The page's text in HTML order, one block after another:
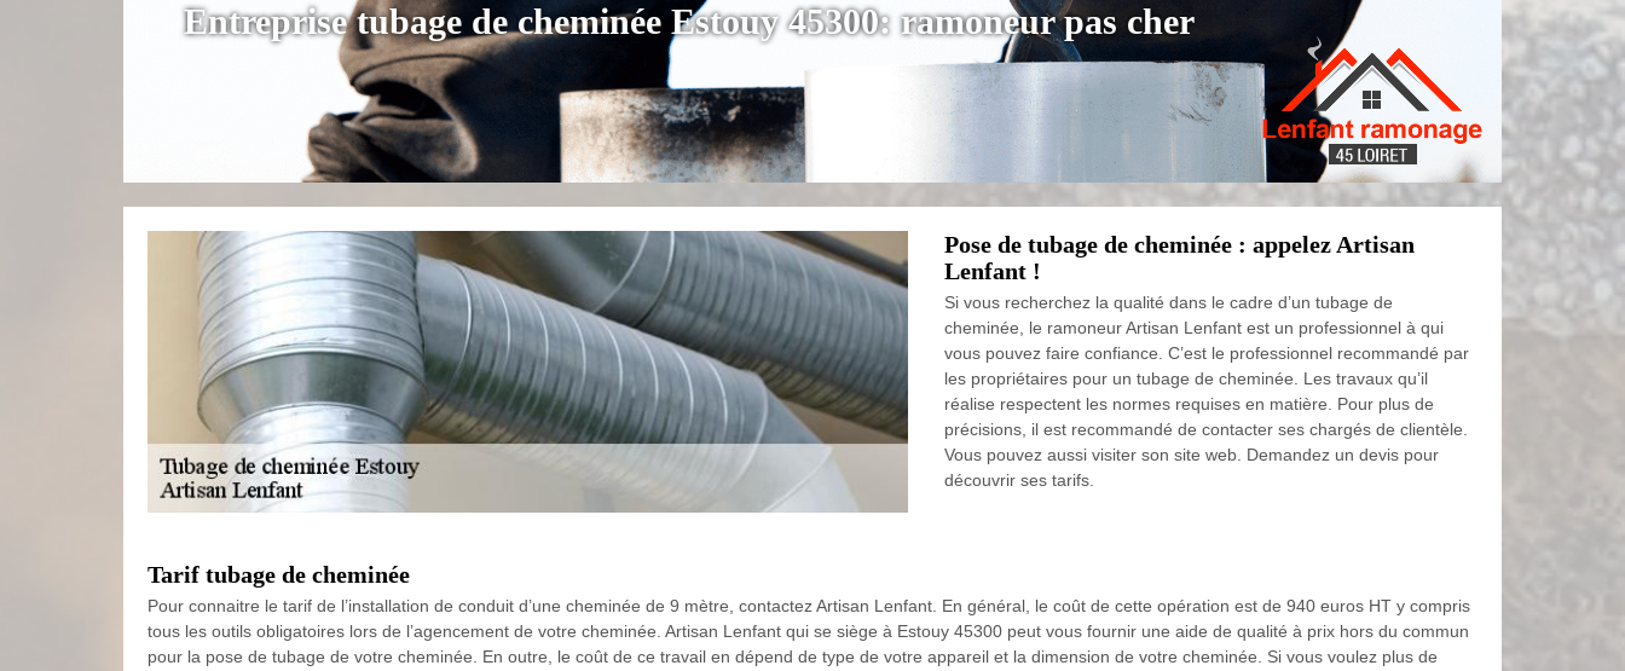
Entreprise tubage de cheminée Estouy 45300: ramoneur pas cher
Pose de tubage de cheminée : appelez Artisan
Lenfant !
Si vous recherchez la qualité dans le cadre d’un tubage de
cheminée, le ramoneur Artisan Lenfant est un professionnel à qui
vous pouvez faire confiance. C’est le professionnel recommandé par
les propriétaires pour un tubage de cheminée. Les travaux qu’il
réalise respectent les normes requises en matière. Pour plus de
précisions, il est recommandé de contacter ses chargés de clientèle.
Vous pouvez aussi visiter son site web. Demandez un devis pour
découvrir ses tarifs.
Tarif tubage de cheminée
Pour connaitre le tarif de l’installation de conduit d’une cheminée de 9 mètre, contactez Artisan Lenfant. En général, le coût de cette opération est de 940 euros HT y compris
tous les outils obligatoires lors de l’agencement de votre cheminée. Artisan Lenfant qui se siège à Estouy 45300 peut vous fournir une aide de qualité à prix hors du commun
pour la pose de tubage de votre cheminée. En outre, le coût de ce travail en dépend de type de votre appareil et la dimension de votre cheminée. Si vous voulez plus de